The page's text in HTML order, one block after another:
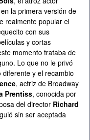
la primera versión de
realmente popular el
con sus
y cortas
momento trataba de
Lo que no le privó
y el recambio
, actriz de Broadway
Prentiss, conocida por
del director Richard
sin ser aceptada